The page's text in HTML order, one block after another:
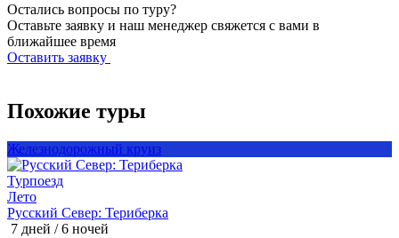
Остались вопросы по туру?
Оставьте заявку и наш менеджер свяжется с вами в
ближайшее время
Оставить заявку
Похожие туры
Железнодорожный круиз
Турпоезд
Лето
Русский Север: Териберка
7 дней / 6 ночей